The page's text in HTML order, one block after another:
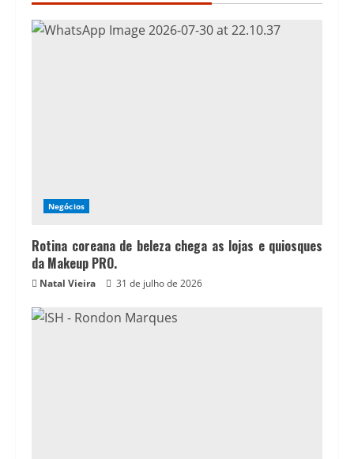
Negócios
Rotina coreana de beleza chega as lojas e quiosques
da Makeup PRO.
Natal Vieira 31 de julho de 2026